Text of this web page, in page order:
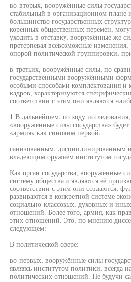
во-вторых, вооружённые силы
стабильный в организационном плане
большинство государственных
коренных общественных перемен,
уходить в отставку, вооружённые же
претерпевая всевозможные
опорой политической группировки,
в-третьих, вооружённые силы, по
государственными вооружёнными
особыми способами комплектования и
кадров, характеризуются
соответствии с этим они являются
1 В дальнейшем, по ходу исследования,
«вооруженные силы государства» будет
«армия» как синоним первой.
ганизованным, дисциплинированным
владеющим оружием институтом
Как орган государства, вооружённые
систему общества и являются её
соответствии с этим они создаются,
развиваются в конкретной системе
социально-классовых, духовных и
отношений. Более того, армия, как
этих отношений. Это, по мнению
следующем:
В политической сфере:
во-первых, вооружённые силы
являясь институтом политики, всегда
политических отношений. Не будучи